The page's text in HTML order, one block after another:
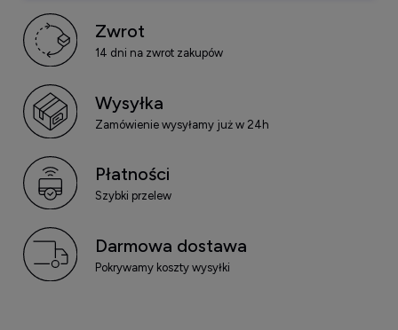
Zwrot
14 dni na zwrot zakupów
Wysyłka
Zamówienie wysyłamy już w 24h
Płatności
Szybki przelew
Darmowa dostawa
Pokrywamy koszty wysyłki